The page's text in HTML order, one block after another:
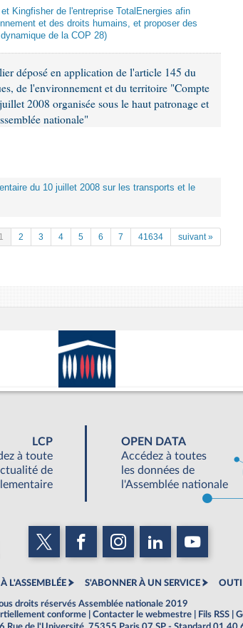
Kingfisher de l'entreprise TotalEnergies afin
et des droits humains, et proposer des
de la COP 28)
déposé en application de l'article 145 du
de l'environnement et du territoire "Compte
2008 organisée sous le haut patronage et
nationale"
du 10 juillet 2008 sur les transports et le
1 2 3 4 5 6 7 41634 suivant »
LCP
à toute
de
OPEN DATA
Accédez à toutes
les données de
l'Assemblée nationale
L'ASSEMBLÉE S'ABONNER À UN SERVICE
droits réservés Assemblée nationale 2019
conforme Contacter le webmestre Fils RSS